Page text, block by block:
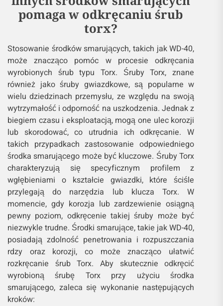
pomaga w odkręcaniu śrub
torx?
Stosowanie środków smarujących, takich jak WD-40,
może znacząco pomóc w procesie odkręcania
wyrobionych śrub typu Torx. Śruby Torx, znane
również jako śruby gwiazdkowe, są popularne w
wielu dziedzinach przemysłu, ze względu na swoją
wytrzymałość i odporność na uszkodzenia. Jednak z
biegiem czasu i eksploatacją, mogą one ulec korozji
lub skorodować, co utrudnia ich odkręcanie. W
takich przypadkach zastosowanie odpowiedniego
środka smarującego może być kluczowe. Śruby Torx
charakteryzują się specyficznym profilem z
wgłębieniami o kształcie gwiazdki, które ściśle
przylegają do narzędzia lub klucza Torx. W
momencie, gdy korozja lub zardzewienie osiągną
pewny poziom, odkręcenie takiej śruby może być
niezwykle trudne. Środki smarujące, takie jak WD-40,
posiadają zdolność penetrowania i rozpuszczania
rdzy oraz korozji, co może znacząco ułatwić
rozkręcanie śrub Torx. Aby skutecznie odkręcić
wyrobioną śrubę Torx przy użyciu środka
smarującego, zaleca się wykonanie następujących
kroków: